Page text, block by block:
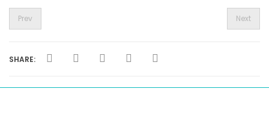
Prev Next
SHARE: